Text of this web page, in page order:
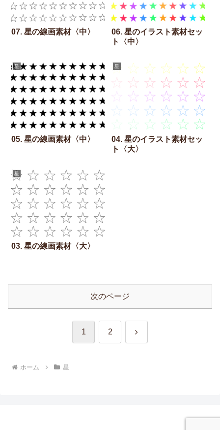
07. 星の線画素材〈中〉
06. 星のイラスト素材セッ
ト〈中〉
星
05. 星の線画素材〈中〉
星
04. 星のイラスト素材セッ
ト〈大〉
星
03. 星の線画素材〈大〉
次のページ
1 2 次
ホーム 星